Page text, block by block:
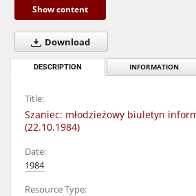
Show content
Download
DESCRIPTION INFORMATION
Title:
Szaniec: młodzieżowy biuletyn
(22.10.1984)
Date:
1984
Resource Type: